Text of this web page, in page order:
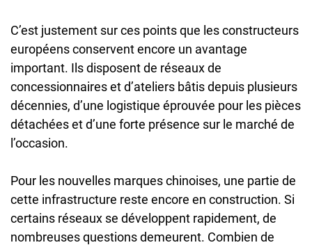
C’est justement sur ces points que les constructeurs
européens conservent encore un avantage
important. Ils disposent de réseaux de
concessionnaires et d’ateliers bâtis depuis plusieurs
décennies, d’une logistique éprouvée pour les pièces
détachées et d’une forte présence sur le marché de
l’occasion.
Pour les nouvelles marques chinoises, une partie de
cette infrastructure reste encore en construction. Si
certains réseaux se développent rapidement, de
nombreuses questions demeurent. Combien de